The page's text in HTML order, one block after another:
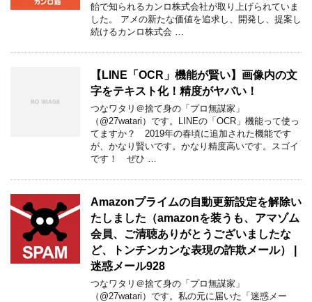
飴で知られるカンロ株式会社が取り上げられていま
した。 アメの新たな価値を追求し、開発し、提案し
続けるカンロ株式会 …
【LINE「OCR」機能が賢い】画像内の文
字をテキスト化！精度がヤバい！
つなワタリ＠捨て身の「プロ無謀家」
（@27watari）です。LINEの「OCR」機能って使っ
てますか？ 2019年の春頃に追加された機能です
が、かなり賢いです。かなり精度高いです。スゴイ
です！ ぜひ …
Amazonプライムの自動更新設定を解除い
たしました（amazonを装うも、アマゾム
会員、ご清聴ありがとうございましたな
ど、トンチンカンな表現の詐欺メール） |
迷惑メール928
つなワタリ＠捨て身の「プロ無謀家」
（@27watari）です。私の元に届いた「迷惑メー